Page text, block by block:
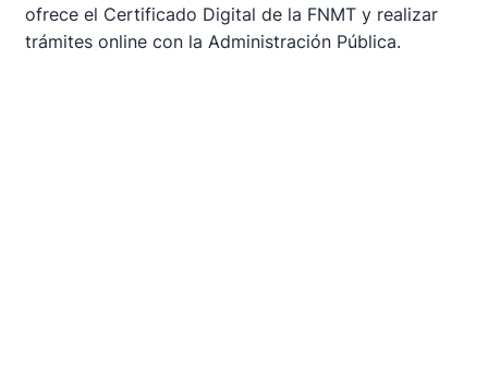
ofrece el Certificado Digital de la FNMT y realizar
trámites online con la Administración Pública.